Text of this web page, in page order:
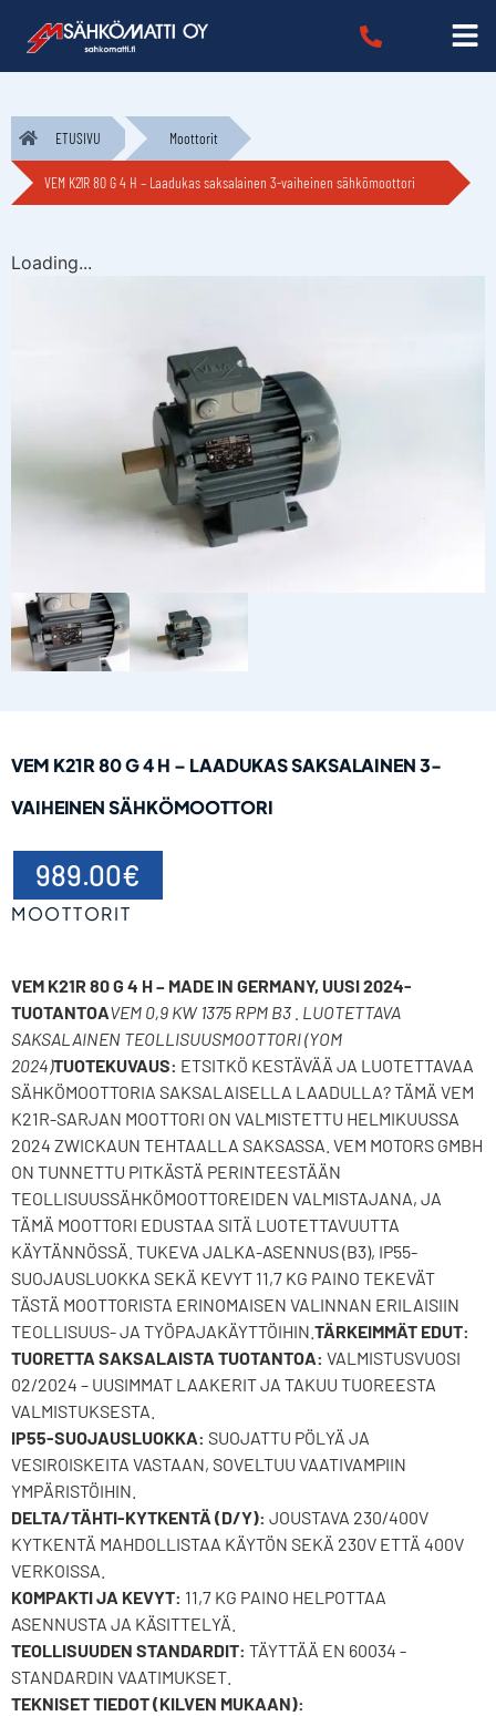
ETUSIVU Moottorit
VEM K21R 80 G 4 H – Laadukas saksalainen 3-vaiheinen sähkömoottori
Loading...
VEM K21R 80 G 4 H – LAADUKAS SAKSALAINEN 3-
VAIHEINEN SÄHKÖMOOTTORI
989.00€
MOOTTORIT
VEM K21R 80 G 4 H – MADE IN GERMANY, UUSI 2024-
TUOTANTOAVEM 0,9 KW 1375 RPM B3 . LUOTETTAVA
SAKSALAINEN TEOLLISUUSMOOTTORI (YOM
2024)TUOTEKUVAUS: ETSITKÖ KESTÄVÄÄ JA LUOTETTAVAA
SÄHKÖMOOTTORIA SAKSALAISELLA LAADULLA? TÄMÄ VEM
K21R-SARJAN MOOTTORI ON VALMISTETTU HELMIKUUSSA
2024 ZWICKAUN TEHTAALLA SAKSASSA. VEM MOTORS GMBH
ON TUNNETTU PITKÄSTÄ PERINTEESTÄÄN
TEOLLISUUSSÄHKÖMOOTTOREIDEN VALMISTAJANA, JA
TÄMÄ MOOTTORI EDUSTAA SITÄ LUOTETTAVUUTTA
KÄYTÄNNÖSSÄ. TUKEVA JALKA-ASENNUS (B3), IP55-
SUOJAUSLUOKKA SEKÄ KEVYT 11,7 KG PAINO TEKEVÄT
TÄSTÄ MOOTTORISTA ERINOMAISEN VALINNAN ERILAISIIN
TEOLLISUUS- JA TYÖPAJAKÄYTTÖIHIN. TÄRKEIMMÄT EDUT:
TUORETTA SAKSALAISTA TUOTANTOA: VALMISTUSVUOSI
02/2024 – UUSIMMAT LAAKERIT JA TAKUU TUOREESTA
VALMISTUKSESTA.
IP55-SUOJAUSLUOKKA: SUOJATTU PÖLYÄ JA
VESIROISKEITA VASTAAN, SOVELTUU VAATIVAMPIIN
YMPÄRISTÖIHIN.
DELTA/TÄHTI-KYTKENTÄ (D/Y): JOUSTAVA 230/400V
KYTKENTÄ MAHDOLLISTAA KÄYTÖN SEKÄ 230V ETTÄ 400V
VERKOISSA.
KOMPAKTI JA KEVYT: 11,7 KG PAINO HELPOTTAA
ASENNUSTA JA KÄSITTELYÄ.
TEOLLISUUDEN STANDARDIT: TÄYTTÄÄ EN 60034 -
STANDARDIN VAATIMUKSET.
TEKNISET TIEDOT (KILVEN MUKAAN):